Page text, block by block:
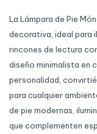
La Lámpara de Pie
decorativa, ideal para
rincones de lectura
diseño minimalista en
personalidad,
para cualquier
de pie modernas,
que complementen